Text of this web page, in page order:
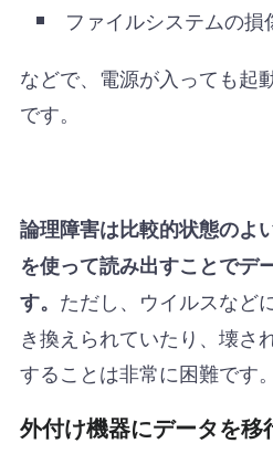
ファイルシステムの損
などで、電源が入っても起
です。
論理障害は比較的状態のよ
を使って読み出すことでデ
す。 ただし、ウイルスなど
き換えられていたり、壊さ
することは非常に困難です。
外付け機器にデータを移